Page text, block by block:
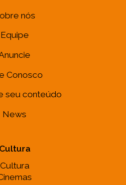
nós
Equipe
Conosco
seu conteúdo
News
Cultura
Cultura